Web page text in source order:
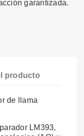
producto
de llama
LM393,